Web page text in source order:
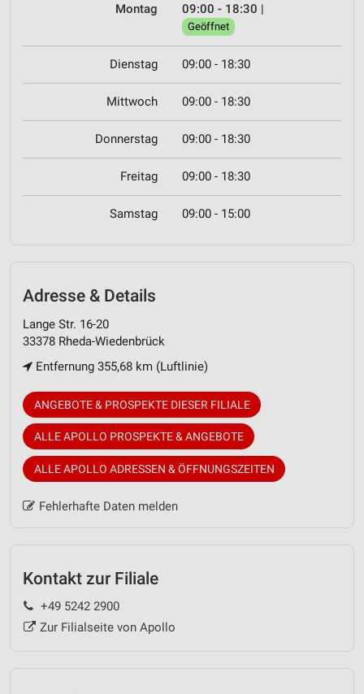
Montag 09:00 - 18:30 |
Geöffnet
Dienstag 09:00 - 18:30
Mittwoch 09:00 - 18:30
Donnerstag 09:00 - 18:30
Freitag 09:00 - 18:30
Samstag 09:00 - 15:00
Adresse & Details
Lange Str. 16-20
33378 Rheda-Wiedenbrück
Entfernung 355,68 km (Luftlinie)
ANGEBOTE & PROSPEKTE DIESER FILIALE
ALLE APOLLO PROSPEKTE & ANGEBOTE
ALLE APOLLO ADRESSEN & ÖFFNUNGSZEITEN
Fehlerhafte Daten melden
Kontakt zur Filiale
+49 5242 2900
Zur Filialseite von Apollo